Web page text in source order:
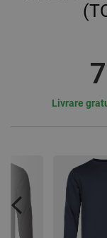
Livrare
Previous